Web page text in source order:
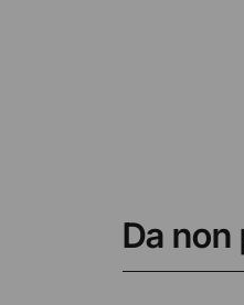
Da non